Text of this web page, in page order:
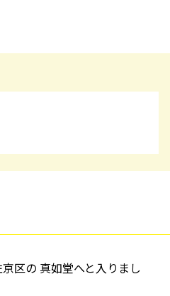
区の 真如堂へと入りまし